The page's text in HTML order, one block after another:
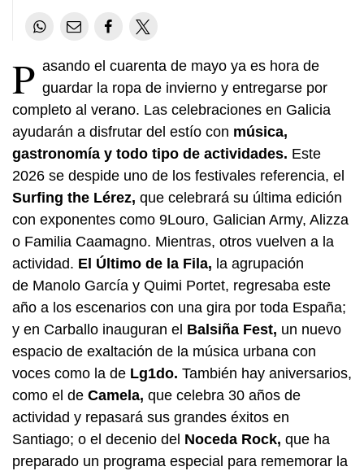
P asando el cuarenta de mayo ya es hora de
guardar la ropa de invierno y entregarse por
completo al verano. Las celebraciones en Galicia
ayudarán a disfrutar del estío con música,
gastronomía y todo tipo de actividades. Este
2026 se despide uno de los festivales referencia, el
Surfing the Lérez, que celebrará su última edición
con exponentes como 9Louro, Galician Army, Alizza
o Familia Caamagno. Mientras, otros vuelven a la
actividad. El Último de la Fila, la agrupación
de Manolo García y Quimi Portet, regresaba este
año a los escenarios con una gira por toda España;
y en Carballo inauguran el Balsiña Fest, un nuevo
espacio de exaltación de la música urbana con
voces como la de Lg1do. También hay aniversarios,
como el de Camela, que celebra 30 años de
actividad y repasará sus grandes éxitos en
Santiago; o el decenio del Noceda Rock, que ha
preparado un programa especial para rememorar la